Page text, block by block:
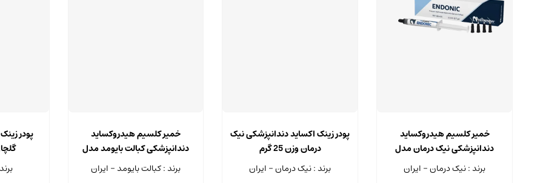
خمیر کلسیم هیدروکساید
دندانپزشکی نیک درمان مدل
ENDONIC سرنگ 3.7 گرمی
برند : نیک درمان - ایران
پودر زینک اکساید دندانپزشکی نیک
درمان وزن 25 گرم
برند : نیک درمان - ایران
خمیر کلسیم هیدروکساید
دندانپزشکی کبالت بایومد مدل
CobaltPaste سرنگ 5.1 گرمی
برند : کبالت بایومد - ایران
پودر
گلچای